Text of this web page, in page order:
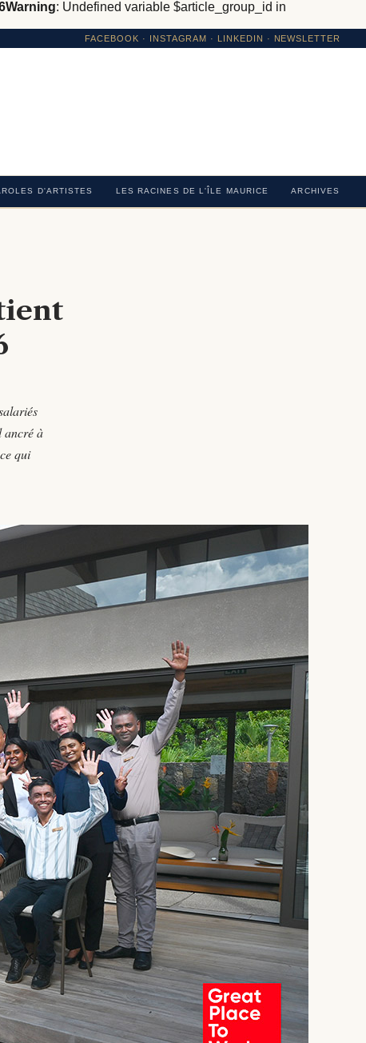
Warning: Undefined variable $article_group_id in
FACEBOOK · INSTAGRAM · LINKEDIN · NEWSLETTER
D'ARTISTES LES RACINES DE L'ÎLE MAURICE ARCHIVES
ancré à
qui